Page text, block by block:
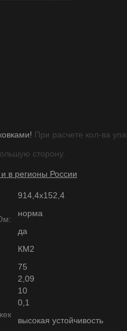
При расчете кол-ва
сторону.
в регионы России
914,4х152,4
норма
да
КМ2
75
2,09
10
0,1
высокая устойчивость